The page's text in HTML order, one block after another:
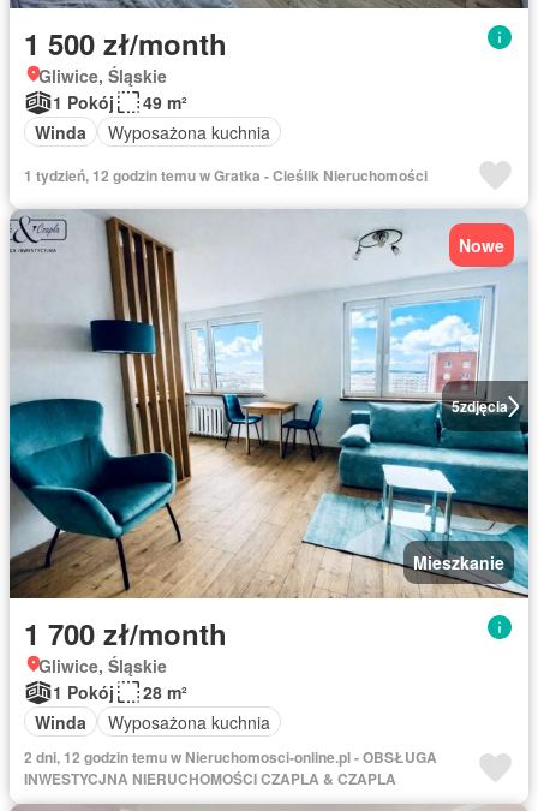
1 500 zł/month
Gliwice, Śląskie
1 Pokój
49 m²
Winda
Wyposażona kuchnia
1 tydzień, 12 godzin temu w Gratka - Cieślik Nieruchomości
5zdjęcia
Nowe
Mieszkanie
1 700 zł/month
Gliwice, Śląskie
1 Pokój
28 m²
Winda
Wyposażona kuchnia
2 dni, 12 godzin temu w Nieruchomosci-online.pl - OBSŁUGA
INWESTYCJNA NIERUCHOMOŚCI CZAPLA & CZAPLA